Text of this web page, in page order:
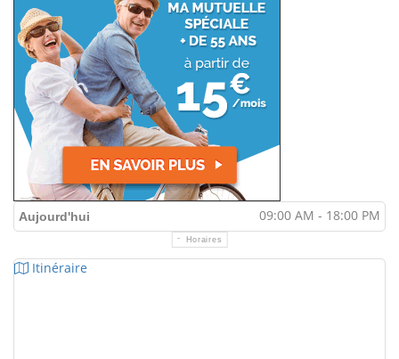
Aujourd'hui 09:00 AM - 18:00 PM
Horaires
Itinéraire